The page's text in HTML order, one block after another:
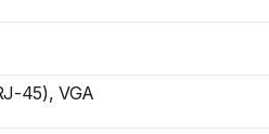
45), VGA